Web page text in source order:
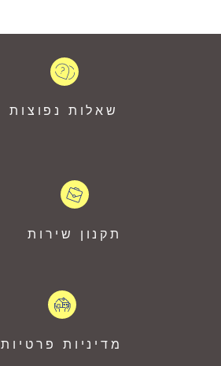
שאלות נפוצות
תקנון שירות
מדיניות פרטיות